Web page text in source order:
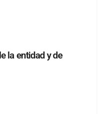
la entidad y de